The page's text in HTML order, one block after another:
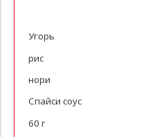
Угорь
рис
нори
Спайси соус
60 г